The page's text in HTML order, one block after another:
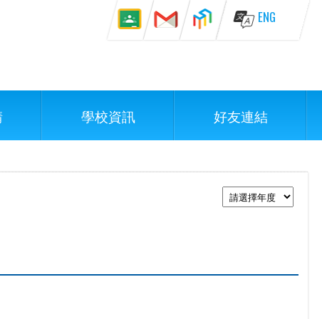
ENG
學校資訊 好友連結